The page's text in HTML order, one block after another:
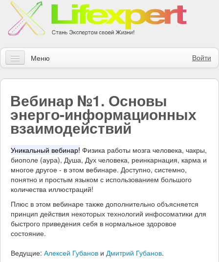
Войти
Меню
Статьи
Инструменты
Обучение
Правила получения заказов
Магазин
Искать
Вебинар №1. Основы
энерго-информационных
взаимодействий
Уникальный вебинар! Физика работы мозга человека, чакры,
биополе (аура), Душа, Дух человека, реинкарнация, карма и
многое другое - в этом вебинаре. Доступно, системно,
понятно и простым языком с использованием большого
количества иллюстраций!
Плюс в этом вебинаре также дополнительно объясняется
принцип действия некоторых технологий инфосоматики для
быстрого приведения себя в нормальное здоровое
состояние.
Ведущие: Алексей Губанов и Дмитрий Губанов.